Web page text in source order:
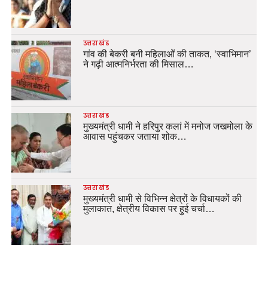
उत्तराखंड
गांव की बेकरी बनी महिलाओं की ताकत, ‘स्वाभिमान’
ने गढ़ी आत्मनिर्भरता की मिसाल…
उत्तराखंड
मुख्यमंत्री धामी ने हरिपुर कलां में मनोज जखमोला के
आवास पहुंचकर जताया शोक…
उत्तराखंड
मुख्यमंत्री धामी से विभिन्न क्षेत्रों के विधायकों की
मुलाकात, क्षेत्रीय विकास पर हुई चर्चा…